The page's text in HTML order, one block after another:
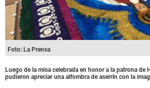
Foto: La Prensa
Luego de la misa celebrada en honor a la patrona de
pudieron apreciar una alfombra de aserrín con la